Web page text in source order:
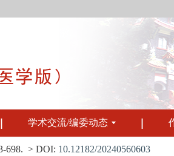
学术交流/编委动态
698. > DOI: 10.12182/20240560603